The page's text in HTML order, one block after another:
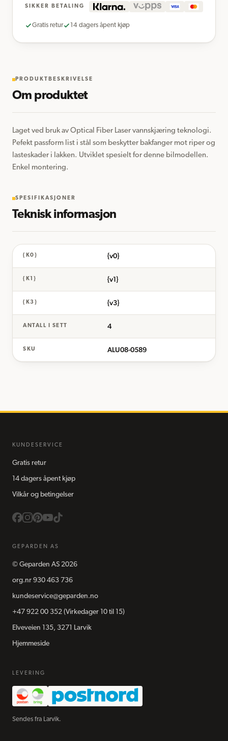
SIKKER BETALING
Gratis retur 14 dagers åpent kjøp
PRODUKTBESKRIVELSE
Om produktet
Laget ved bruk av Optical Fiber Laser vannskjæring teknologi.
Pefekt passform list i stål som beskytter bakfanger mot riper og
lasteskader i lakken. Utviklet spesielt for denne bilmodellen.
Enkel montering.
SPESIFIKASJONER
Teknisk informasjon
{K0} {v0}
{K1} {v1}
{K3} {v3}
ANTALL I SETT 4
SKU ALU08-0589
KUNDESERVICE
Gratis retur
14 dagers åpent kjøp
Vilkår og betingelser
GEPARDEN AS
© Geparden AS 2026
org.nr 930 463 736
kundeservice@geparden.no
+47 922 00 352 (Virkedager 10 til 15)
Elveveien 135, 3271 Larvik
Hjemmeside
LEVERING
Sendes fra Larvik.